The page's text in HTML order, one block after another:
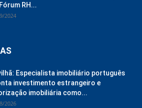
RH...
2024
Especialista imobiliário português
investimento estrangeiro e
imobiliária como...
2026